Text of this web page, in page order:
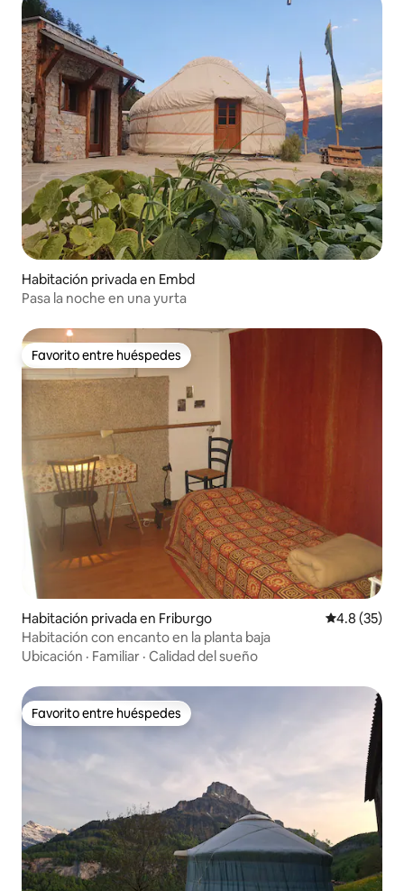
Habitación privada en Embd
Pasa la noche en una yurta
Favorito entre huéspedes
Favorito entre huéspedes
Habitación privada en Friburgo Calificación
4.8 (35)
Habitación con encanto en la planta baja
Ubicación · Familiar · Calidad del sueño
Favorito entre huéspedes
Favorito entre huéspedes